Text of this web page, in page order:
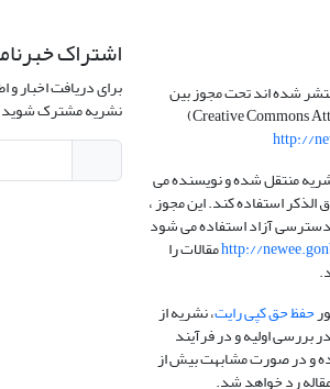
شده اند تحت مجوز بین
المللی( Creative Commons Attribution cc-by 4.0)
http://
منتقل شده و نویسنده می
الذکر استفاده کند. این مجوز ،
آزاد استفاده می شود
http://مقالات را
حفظ حق کپی رایت، نشریه از
بررسی اولیه و در فرآیند
و در صورت مشابهت بیش از
اشتراک
برای دریافت اخبار
نشریه مشترک